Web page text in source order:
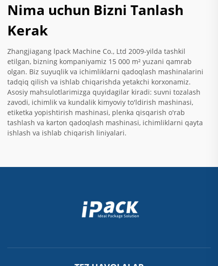
Nima uchun Bizni Tanlash
Kerak
Zhangjiagang lpack Machine Co., Ltd 2009-yilda tashkil
etilgan, bizning kompaniyamiz 15 000 m² yuzani qamrab
olgan. Biz suyuqlik va ichimliklarni qadoqlash mashinalarini
tadqiq qilish va ishlab chiqarishda yetakchi korxonamiz.
Asosiy mahsulotlarimizga quyidagilar kiradi: suvni tozalash
zavodi, ichimlik va kundalik kimyoviy to'ldirish mashinasi,
etiketka yopishtirish mashinasi, plenka qisqarish o'rab
tashlash va karton qadoqlash mashinasi, ichimliklarni qayta
ishlash va ishlab chiqarish liniyalari.